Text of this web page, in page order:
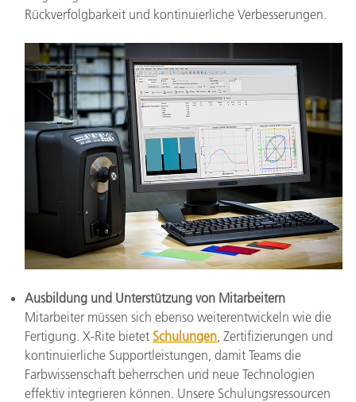
Rückverfolgbarkeit und kontinuierliche Verbesserungen.
Ausbildung und Unterstützung von Mitarbeitern
Mitarbeiter müssen sich ebenso weiterentwickeln wie die
Fertigung. X-Rite bietet Schulungen, Zertifizierungen und
kontinuierliche Supportleistungen, damit Teams die
Farbwissenschaft beherrschen und neue Technologien
effektiv integrieren können. Unsere Schulungsressourcen